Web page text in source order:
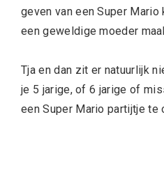
geven van een Super
een geweldige moeder
Tja en dan zit er natuurlijk
je 5 jarige, of 6 jarige of
een Super Mario partijtje te